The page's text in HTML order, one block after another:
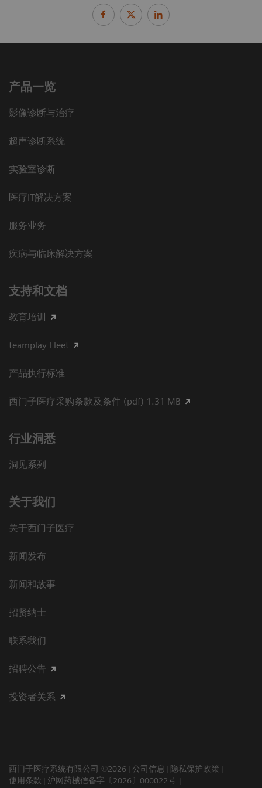
产品一览
影像诊断与治疗
超声诊断系统
实验室诊断
医疗IT解决方案
服务业务
疾病与临床解决方案
支持和文档
教育培训
teamplay Fleet
产品执行标准
西门子医疗采购条款及条件 (pdf) 1.31 MB
行业洞悉
洞见系列
关于我们
关于西门子医疗
新闻发布
新闻和故事
招贤纳士
联系我们
招聘公告
投资者关系
西门子医疗系统有限公司 ©2026 公司信息
隐私保护政策
使用条款
沪网药械信备字〔2026〕000022号